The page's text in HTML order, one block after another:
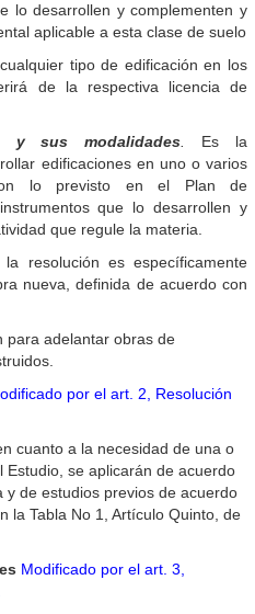
lo desarrollen y complementen y
aplicable a esta clase de suelo
tipo de edificación en los
de la respectiva licencia de
y sus modalidades
Es la
edificaciones en uno o varios
lo previsto en el Plan de
que lo desarrollen y
que regule la materia.
resolución es específicamente
nueva, definida de acuerdo con
para adelantar obras de
por el art. 2, Resolución
cuanto a la necesidad de una o
se aplicarán de acuerdo
y de estudios previos de acuerdo
la Tabla No 1, Artículo Quinto, de
Modificado por el art. 3,